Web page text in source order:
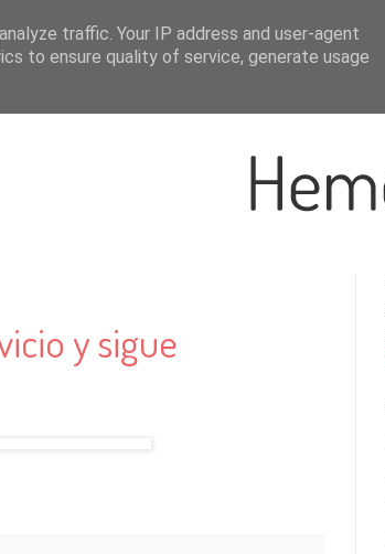
y sigue
traffic. Your IP address and user-agent
to ensure quality of service, generate usage